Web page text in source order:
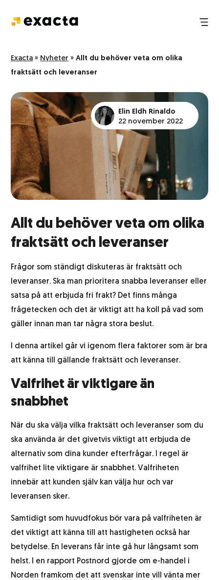
Exacta » Nyheter »Allt du behöver veta om olika
fraktsätt och leveranser
Elin Eldh Rinaldo
22 november 2022
Allt du behöver veta om olika
fraktsätt och leveranser
Frågor som ständigt diskuteras är fraktsätt och
leveranser. Ska man prioritera snabba leveranser eller
satsa på att erbjuda fri frakt? Det finns många
frågetecken och det är viktigt att ha koll på vad som
gäller innan man tar några stora beslut.
I denna artikel går vi igenom flera faktorer som är bra
att känna till gällande fraktsätt och leveranser.
Valfrihet är viktigare än
snabbhet
När du ska välja vilka fraktsätt och leveranser som du
ska använda är det givetvis viktigt att erbjuda de
alternativ som dina kunder efterfrågar. I regel är
valfrihet lite viktigare är snabbhet. Valfriheten
innebär att kunden själv kan välja hur och var
leveransen sker.
Samtidigt som huvudfokus bör vara på valfriheten är
det viktigt att känna till att hastigheten också har
betydelse. En leverans får inte gå hur långsamt som
helst. I en rapport Postnord gjorde om e-handel i
Norden framkom det att svenskar inte vill vänta mer
Pack och plock
Logistik och transport
Lagerhållning
Etikettering
Returhantering
Integrationssystem
Logistik för alkoholprodukter
Produktfotografering
Kundtjänst
Kundundersökning